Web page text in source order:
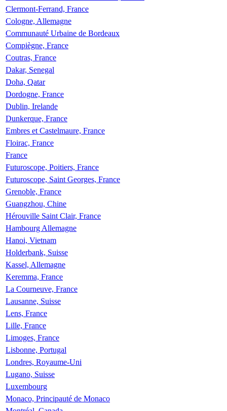
Clermont-Ferrand, France
Cologne, Allemagne
Communauté Urbaine de Bordeaux
Compiègne, France
Coutras, France
Dakar, Senegal
Doha, Qatar
Dordogne, France
Dublin, Irelande
Dunkerque, France
Embres et Castelmaure, France
Floirac, France
France
Futuroscope, Poitiers, France
Futuroscope, Saint Georges, France
Grenoble, France
Guangzhou, Chine
Hérouville Saint Clair, France
Hambourg Allemagne
Hanoi, Vietnam
Holderbank, Suisse
Kassel, Allemagne
Keremma, France
La Courneuve, France
Lausanne, Suisse
Lens, France
Lille, France
Limoges, France
Lisbonne, Portugal
Londres, Royaume-Uni
Lugano, Suisse
Luxembourg
Monaco, Principauté de Monaco